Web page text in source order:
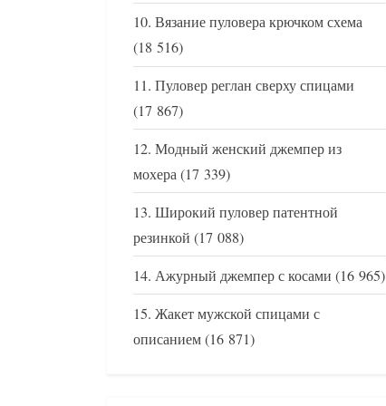
Вязание пуловера крючком схема
(18 516)
Пуловер реглан сверху спицами
(17 867)
Модный женский джемпер из
мохера(17 339)
Широкий пуловер патентной
резинкой (17 088)
Ажурный джемпер с косами (16 965)
Жакет мужской спицами с
описанием(16 871)